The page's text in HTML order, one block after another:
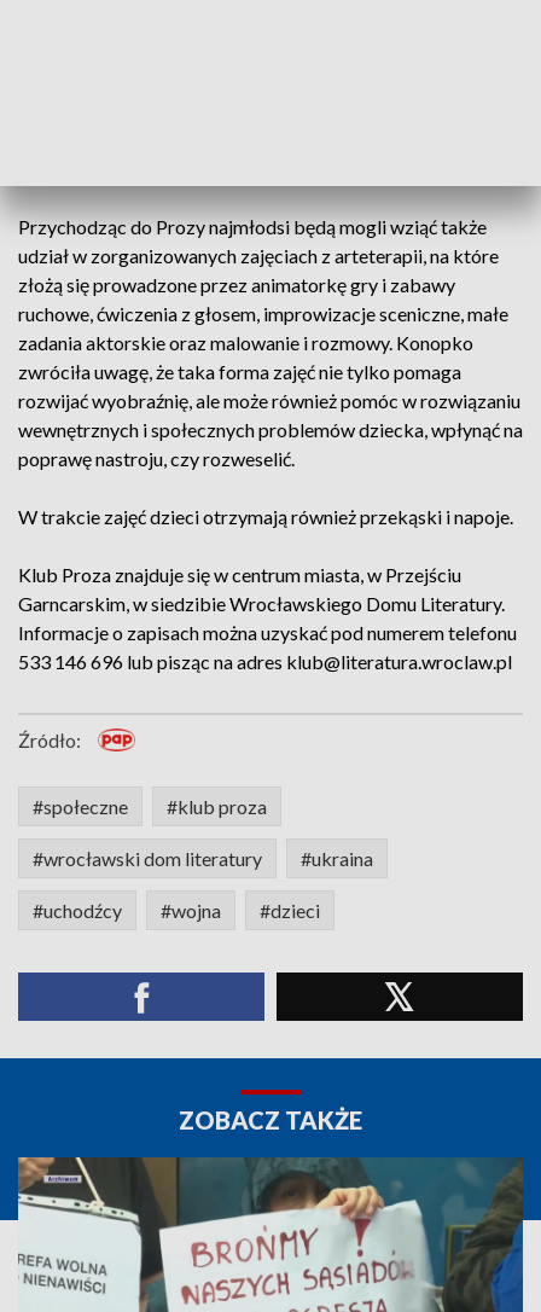
Przychodząc do Prozy najmłodsi będą mogli wziąć także
udział w zorganizowanych zajęciach z arteterapii, na które
złożą się prowadzone przez animatorkę gry i zabawy
ruchowe, ćwiczenia z głosem, improwizacje sceniczne, małe
zadania aktorskie oraz malowanie i rozmowy. Konopko
zwróciła uwagę, że taka forma zajęć nie tylko pomaga
rozwijać wyobraźnię, ale może również pomóc w rozwiązaniu
wewnętrznych i społecznych problemów dziecka, wpłynąć na
poprawę nastroju, czy rozweselić.
W trakcie zajęć dzieci otrzymają również przekąski i napoje.
Klub Proza znajduje się w centrum miasta, w Przejściu
Garncarskim, w siedzibie Wrocławskiego Domu Literatury.
Informacje o zapisach można uzyskać pod numerem telefonu
533 146 696 lub pisząc na adres klub@literatura.wroclaw.pl
Źródło:
#społeczne #klub proza
#wrocławski dom literatury #ukraina
#uchodźcy #wojna #dzieci
ZOBACZ TAKŻE